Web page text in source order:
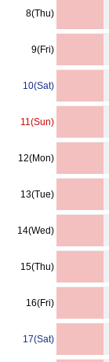
8(Thu)
9(Fri)
10(Sat)
11(Sun)
12(Mon)
13(Tue)
14(Wed)
15(Thu)
16(Fri)
17(Sat)